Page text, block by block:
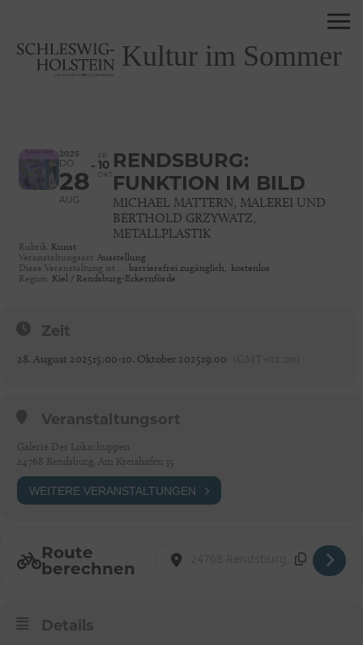
Kultur im Sommer
2025
DO
28
AUG
FR
10
OKT
RENDSBURG:
FUNKTION IM BILD
MICHAEL MATTERN, MALEREI UND
BERTHOLD GRZYWATZ,
METALLPLASTIK
Rubrik Kunst
Veranstaltungsart Ausstellung
Diese Veranstaltung ist … barrierefrei zugänglich, kostenlos
Region Kiel / Rendsburg-Eckernförde
Zeit
28. August 202515:00-10. Oktober 202519:00
Veranstaltungsort
Galerie Der Lokschuppen
24768 Rendsburg, Am Kreishafen 35
WEITERE VERANSTALTUNGEN
Route
berechnen
Address - Rendsburg: Funktion im Bild
Destination Address - Rendsburg:
Details